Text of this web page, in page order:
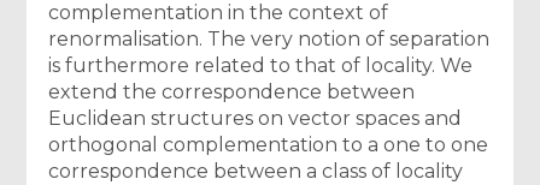
complementation in the context of
renormalisation. The very notion of separation
is furthermore related to that of locality. We
extend the correspondence between
Euclidean structures on vector spaces and
orthogonal complementation to a one to one
correspondence between a class of locality